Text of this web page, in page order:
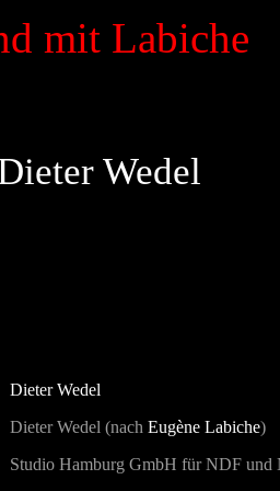
mit Labiche
Wedel
Dieter Wedel
Dieter Wedel (nach Eugène Labiche)
Studio Hamburg GmbH für NDF und